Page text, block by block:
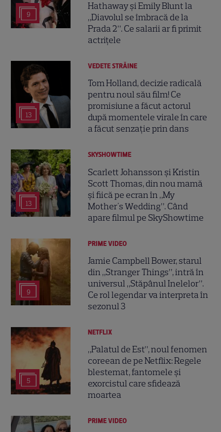
9
Hathaway și Emily Blunt la
„Diavolul se îmbracă de la
Prada 2”. Ce salarii ar fi primit
actrițele
13
VEDETE STRĂINE
Tom Holland, decizie radicală
pentru noul său film! Ce
promisiune a făcut actorul
după momentele virale în care
a făcut senzație prin dans
13
SKYSHOWTIME
Scarlett Johansson și Kristin
Scott Thomas, din nou mamă
și fiică pe ecran în „My
Mother's Wedding”. Când
apare filmul pe SkyShowtime
9
PRIME VIDEO
Jamie Campbell Bower, starul
din „Stranger Things”, intră în
universul „Stăpânul Inelelor”.
Ce rol legendar va interpreta în
sezonul 3
5
NETFLIX
„Palatul de Est”, noul fenomen
coreean de pe Netflix: Regele
blestemat, fantomele și
exorcistul care sfidează
moartea
PRIME VIDEO